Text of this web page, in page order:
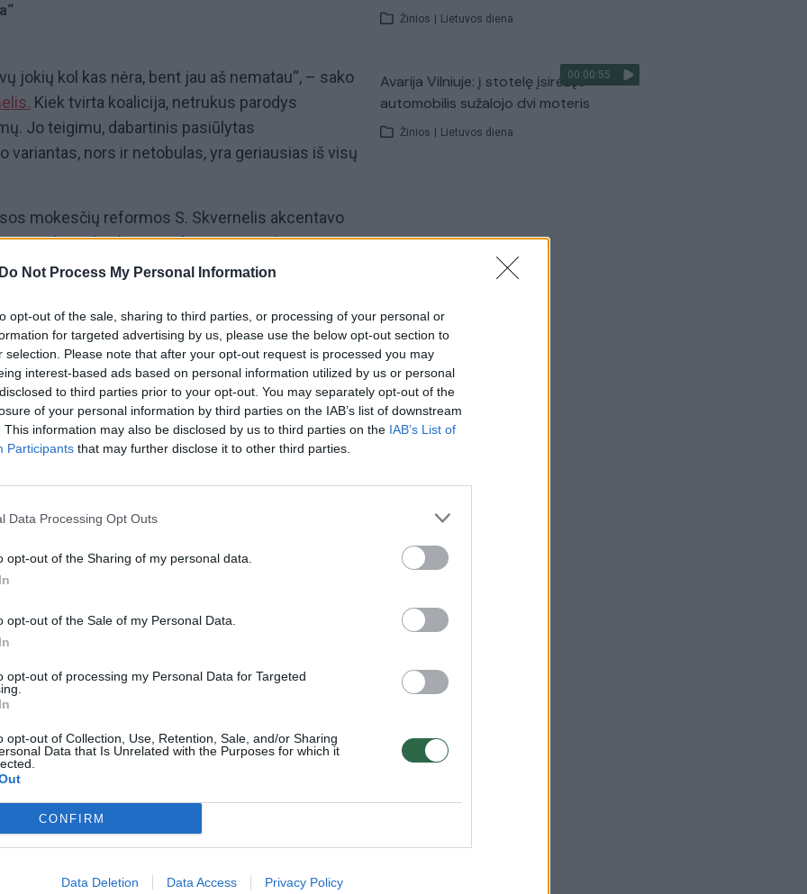
Do Not Process My Personal Information
opt-out of the sale, sharing to third parties, or processing of your personal or
for targeted advertising by us, please use the below opt-out section to
selection. Please note that after your opt-out request is processed you may
interest-based ads based on personal information utilized by us or personal
to third parties prior to your opt-out. You may separately opt-out of the
of your personal information by third parties on the IAB’s list of downstream
This information may also be disclosed by us to third parties on the IAB’s List of
Participants that may further disclose it to other third parties.
Data Processing Opt Outs
opt-out of the Sharing of my personal data.
opt-out of the Sale of my Personal Data.
opt-out of processing my Personal Data for Targeted
opt-out of Collection, Use, Retention, Sale, and/or Sharing
Data that Is Unrelated with the Purposes for which it
CONFIRM
Data Deletion Data Access Privacy Policy
jokių kol kas nėra, bent jau aš nematau“, – sako
Kiek tvirta koalicija, netrukus parodys
Jo teigimu, dabartinis pasiūlytas
nors ir netobulas, yra geriausias iš visų
mokesčių reformos S. Skvernelis akcentavo
bet ir koalicijos viduje. „Buvo tokių
kažkaip nedaeina iki finansų ministro. Aš
vienam koalicijos pasitarime kalbant apie
viceministras“, – pasakojo S. Skvernelis.
„Politikos chirurgija“.
jau irLrytasportale! Viešųjų ryšių ekspertasLinas
su studijos svečiais pjausto vidaus bei
paaiškinimų ir receptų, kaip išgydyti žaizdas.
kiekvieną ketvirtadienįLrytas portale!
Politikos chirurgija
mokesčių reforma
diskusija: Rusija – Europos šeimos narė?
00:04:00
Žinios Lietuvos diena
00:00:55
Avarija Vilniuje: į stotelę įsirėžęs
automobilis sužalojo dvi moteris
Žinios Lietuvos diena